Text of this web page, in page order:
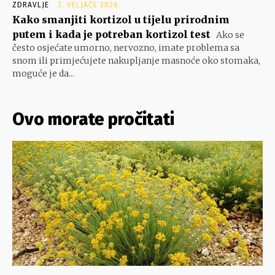
ZDRAVLJE 3. VELJAČE 2026.
Kako smanjiti kortizol u tijelu prirodnim
putem i kada je potreban kortizol test Ako se
često osjećate umorno, nervozno, imate problema sa
snom ili primjećujete nakupljanje masnoće oko stomaka,
moguće je da...
Ovo morate pročitati